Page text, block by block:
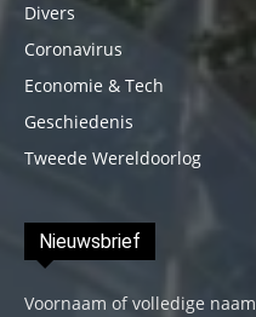
Divers
Coronavirus
Economie & Tech
Geschiedenis
Tweede Wereldoorlog
Nieuwsbrief
Voornaam of volledige naam